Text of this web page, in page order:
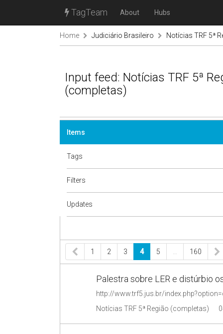
TagTeam About Hubs
Home Judiciário Brasileiro Notícias TRF 5ª
Input feed: Notícias TRF 5ª
(completas)
Items
Tags
Filters
Updates
1 2 3 4 5 160
Palestra sobre LER e distúrbio
Notícias TRF 5ª Região (completas)